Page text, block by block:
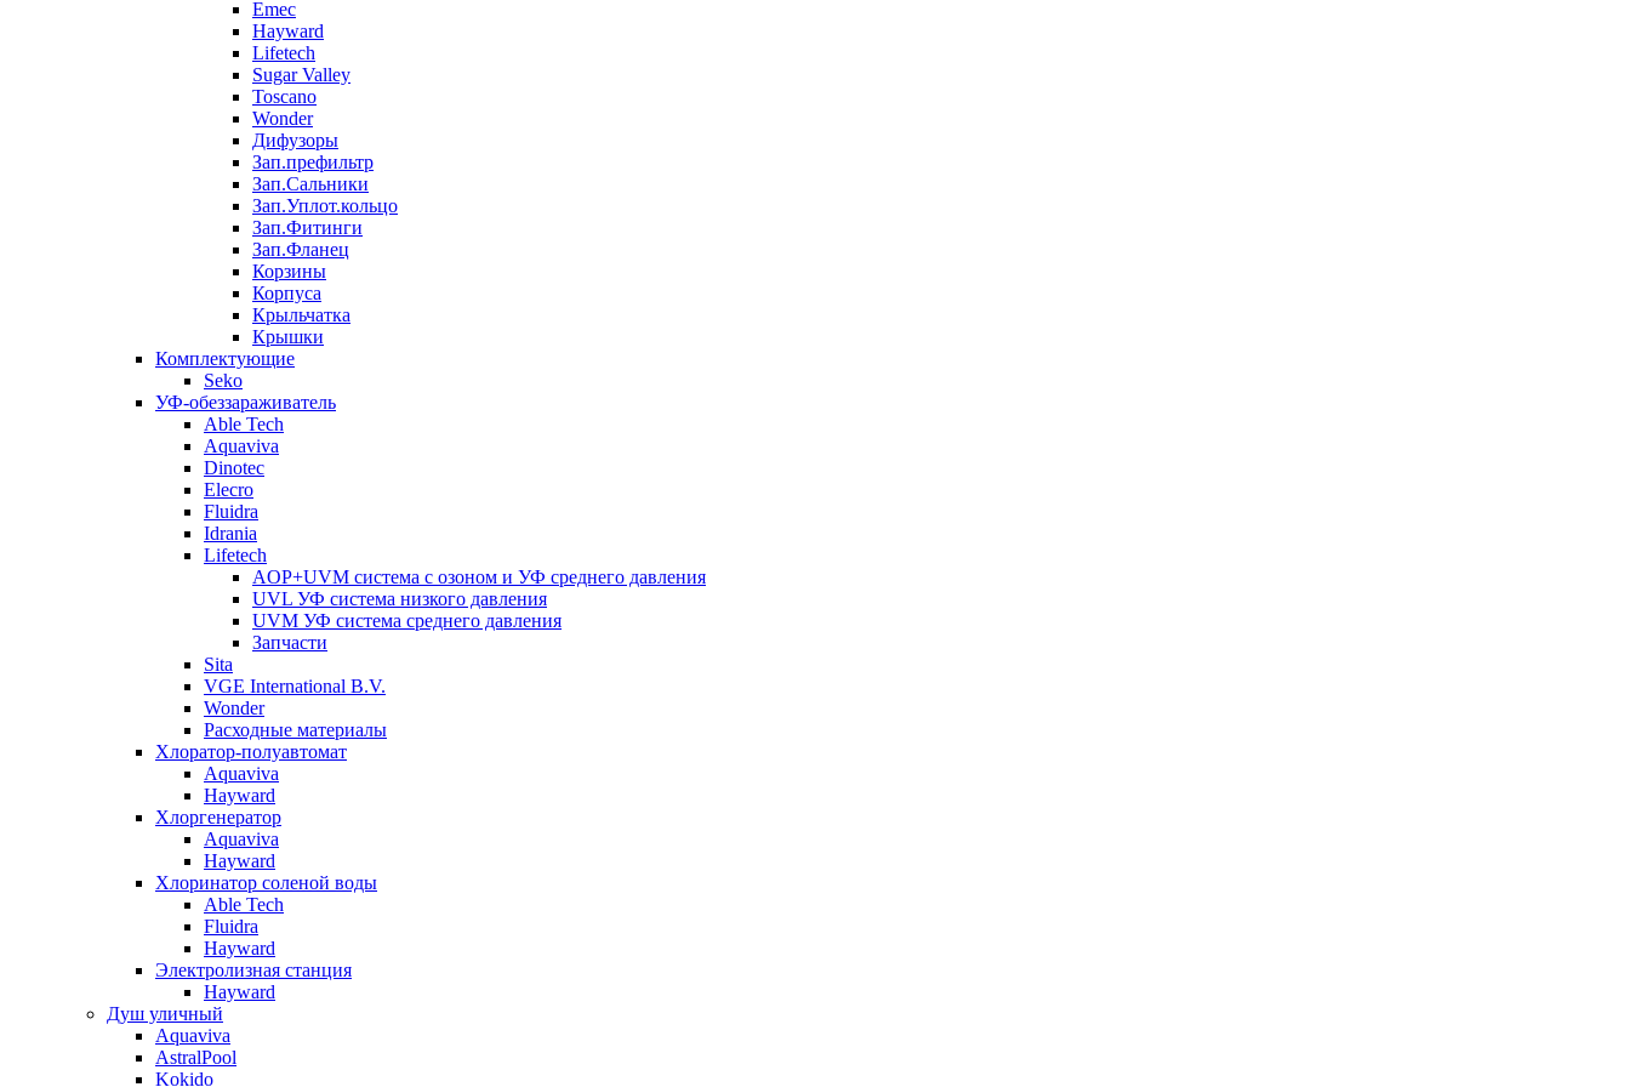
Emec
Hayward
Lifetech
Sugar Valley
Toscano
Wonder
Дифузоры
Зап.префильтр
Зап.Сальники
Зап.Уплот.кольцо
Зап.Фитинги
Зап.Фланец
Корзины
Корпуcа
Крыльчатка
Крышки
Комплектующие
Seko
УФ-обеззараживатель
Able Tech
Aquaviva
Dinotec
Elecro
Fluidra
Idrania
Lifetech
AOP+UVM система с озоном и УФ среднего давления
UVL УФ система низкого давления
UVM УФ система среднего давления
Запчасти
Sita
VGE International B.V.
Wonder
Расходные материалы
Хлоратор-полуавтомат
Aquaviva
Hayward
Хлоргенератор
Aquaviva
Hayward
Хлоринатор соленой воды
Able Tech
Fluidra
Hayward
Электролизная станция
Hayward
Душ уличный
Aquaviva
AstralPool
Kokido